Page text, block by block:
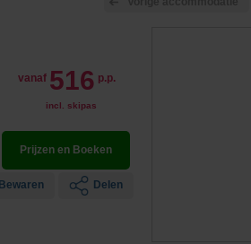
vanaf 516 p.p.
incl. skipas
Prijzen en Boeken
Bewaren Delen